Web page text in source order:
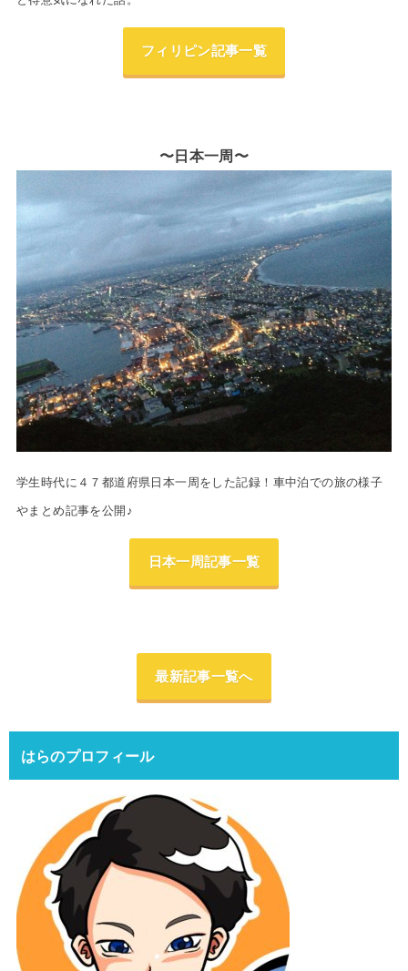
フィリピン記事一覧
〜日本一周〜
学生時代に４７都道府県日本一周をした記録！車中泊での旅の様子
やまとめ記事を公開♪
日本一周記事一覧
最新記事一覧へ
はらのプロフィール